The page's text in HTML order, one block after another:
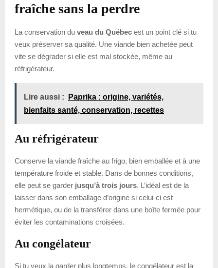
fraîche sans la perdre
La conservation du veau du Québec est un point clé si tu
veux préserver sa qualité. Une viande bien achetée peut
vite se dégrader si elle est mal stockée, même au
réfrigérateur.
Lire aussi :
Paprika : origine, variétés,
bienfaits santé, conservation, recettes
Au réfrigérateur
Conserve la viande fraîche au frigo, bien emballée et à une
température froide et stable. Dans de bonnes conditions,
elle peut se garder jusqu’à trois jours. L’idéal est de la
laisser dans son emballage d’origine si celui-ci est
hermétique, ou de la transférer dans une boîte fermée pour
éviter les contaminations croisées.
Au congélateur
Si tu veux la garder plus longtemps, le congélateur est la